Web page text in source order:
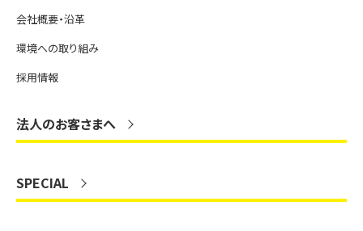
会社概要・沿革
環境への取り組み
採用情報
法人のお客さまへ
SPECIAL